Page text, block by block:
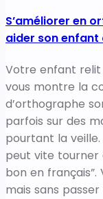
S’améliorer en
aider son
Votre enfant relit
vous montre la
d’orthographe
parfois sur des
pourtant la veille.
peut vite tourner
bon en français”.
mais sans